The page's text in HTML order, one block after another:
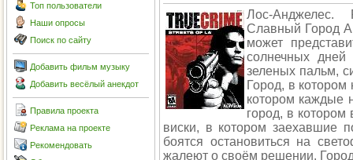
Топ пользователи
Наши опросы
Поиск по сайту
Добавить фильм музыку
Добавить весёлый анекдот
Правила проекта
Реклама на проекте
Рекомендовать
Лос-Анджелес.
Славный Город
может
солнечных дней
зеленых пальм,
Город, в котором
котором каждые
город, в котором
виски, в котором заехавшие
боятся остановиться на
жалеют о своём решении.